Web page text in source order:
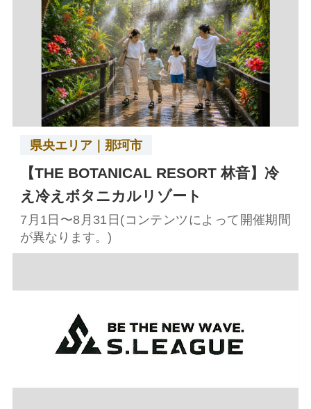
県央エリア｜那珂市
【THE BOTANICAL RESORT 林音】冷
え冷えボタニカルリゾート
7月1日〜8月31日(コンテンツによって開催期間
が異なります。)